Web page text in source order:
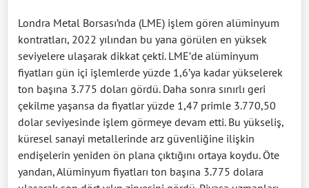
Londra Metal Borsası’nda (LME) işlem gören alüminyum
kontratları, 2022 yılından bu yana görülen en yüksek
seviyelere ulaşarak dikkat çekti. LME’de alüminyum
fiyatları gün içi işlemlerde yüzde 1,6’ya kadar yükselerek
ton başına 3.775 doları gördü. Daha sonra sınırlı geri
çekilme yaşansa da fiyatlar yüzde 1,47 primle 3.770,50
dolar seviyesinde işlem görmeye devam etti. Bu yükseliş,
küresel sanayi metallerinde arz güvenliğine ilişkin
endişelerin yeniden ön plana çıktığını ortaya koydu. Öte
yandan, Alüminyum fiyatları ton başına 3.775 dolara